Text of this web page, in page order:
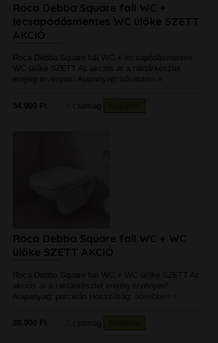
Roca Debba Square fali WC +
lecsapódásmentes WC ülőke SZETT
AKCIÓ
Roca Debba Square fali WC + lecsapódásmentes
WC ülőke SZETT Az akciós ár a raktárkészlet
erejéig érvényes! Alapanyag:
bővebben »
54.900 Ft csomag
Roca Debba Square fali WC + WC
ülőke SZETT AKCIÓ
Roca Debba Square fali WC + WC ülőke SZETT Az
akciós ár a raktárkészlet erejéig érvényes!
Alapanyag: porcelán Hosszúság: bővebben »
39.900 Ft csomag